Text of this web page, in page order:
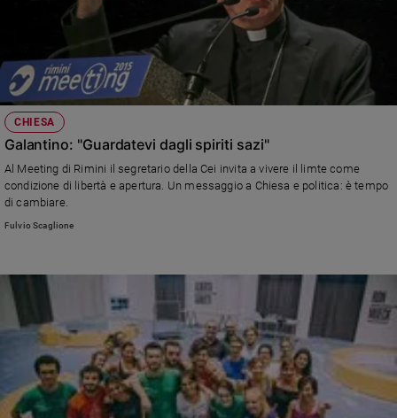
CHIESA
Galantino: "Guardatevi dagli spiriti sazi"
Al Meeting di Rimini il segretario della Cei invita a vivere il limte come
condizione di libertà e apertura. Un messaggio a Chiesa e politica: è tempo
di cambiare.
Fulvio Scaglione